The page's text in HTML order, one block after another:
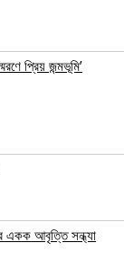
প্রিয় জন্মভূমি’
একক আবৃত্তি সন্ধ্যা